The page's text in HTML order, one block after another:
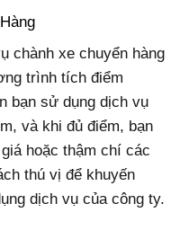
chành xe chuyển hàng
trình tích điểm
bạn sử dụng dịch vụ
và khi đủ điểm, bạn
hoặc thậm chí các
thú vị để khuyến
dịch vụ của công ty.